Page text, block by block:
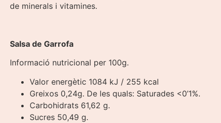
de minerals i vitamines.
Salsa de Garrofa
Informació nutricional per 100g.
Valor energètic 1084 kJ / 255 kcal
Greixos 0,24g. De les quals: Saturades <0’1%.
Carbohidrats 61,62 g.
Sucres 50,49 g.